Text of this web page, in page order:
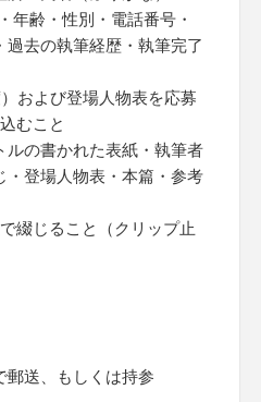
年齢・性別・電話番号・
過去の執筆経歴・執筆完了
および登場人物表を応募
むこと
の書かれた表紙・執筆者
・登場人物表・本篇・参考
綴じること（クリップ止
郵送、もしくは持参